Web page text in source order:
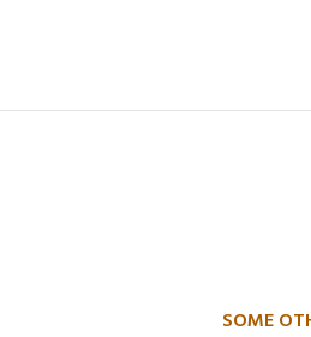
SOME